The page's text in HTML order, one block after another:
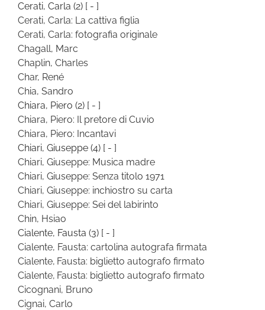
Cerati, Carla (2) [ - ]
Cerati, Carla: La cattiva figlia
Cerati, Carla: fotografia originale
Chagall, Marc
Chaplin, Charles
Char, René
Chia, Sandro
Chiara, Piero (2) [ - ]
Chiara, Piero: Il pretore di Cuvio
Chiara, Piero: Incantavi
Chiari, Giuseppe (4) [ - ]
Chiari, Giuseppe: Musica madre
Chiari, Giuseppe: Senza titolo 1971
Chiari, Giuseppe: inchiostro su carta
Chiari, Giuseppe: Sei del labirinto
Chin, Hsiao
Cialente, Fausta (3) [ - ]
Cialente, Fausta: cartolina autografa firmata
Cialente, Fausta: biglietto autografo firmato
Cialente, Fausta: biglietto autografo firmato
Cicognani, Bruno
Cignai, Carlo